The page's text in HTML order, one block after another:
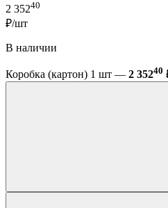
2 35240
₽/шт
В наличии
Коробка (картон) 1 шт — 2 35240